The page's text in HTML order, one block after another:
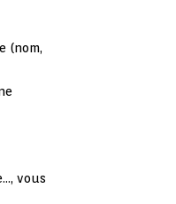
(nom,
vous